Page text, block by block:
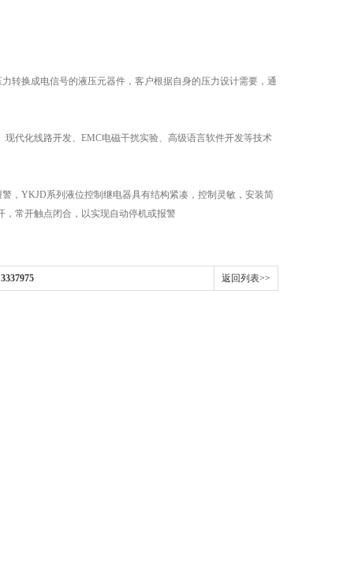
转换成电信号的液压元器件，客户根据自身的压力设计需要，通
代化线路开发、EMC电磁干扰实验、高级语言软件开发等技术
，YKJD系列液位控制继电器具有结构紧凑，控制灵敏，安装简
常开触点闭合，以实现自动停机或报警
返回列表>>